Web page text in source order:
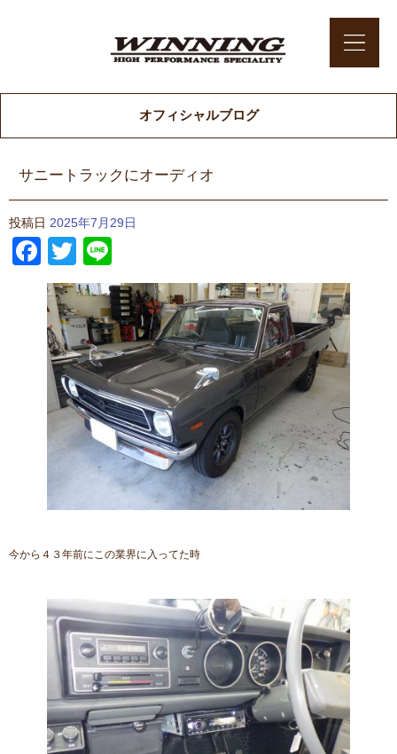
オフィシャルブログ
サニートラックにオーディオ
投稿日 2025年7月29日
Facebook
Twitter
今から４３年前にこの業界に入ってた時